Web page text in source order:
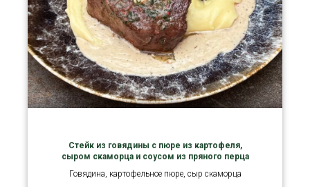
Стейк из говядины с пюре из картофеля,
сыром скаморца и соусом из пряного перца
Говядина, картофельное пюре, сыр скаморца